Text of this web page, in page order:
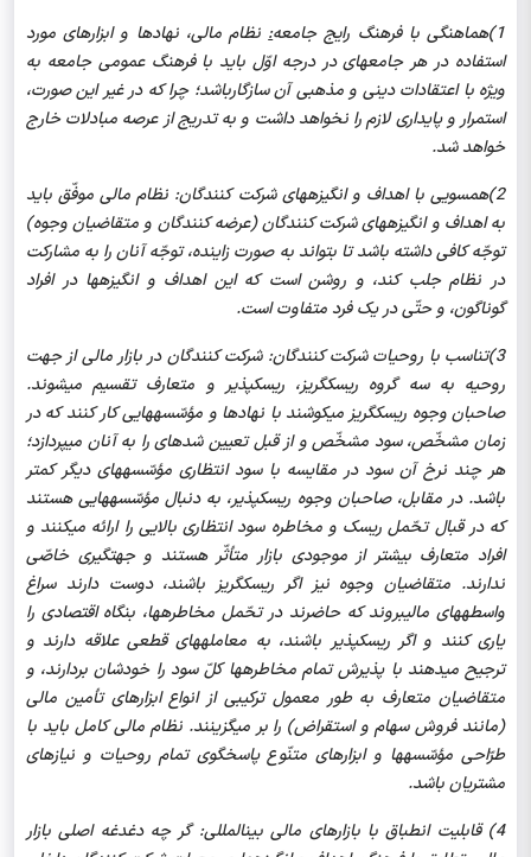
1)هماهنگی با فرهنگ رایج جامعه
:نظام مالی، نهادها و ابزارهای مورد
استفاده در هر جامعه‏ای در درجه اوّل باید با فرهنگ عمومی جامعه به
ویژه با اعتقادات دینی و مذهبی آن سازگارباشد؛ چرا که در غیر این صورت،
استمرار و پایداری لازم را نخواهد داشت و به تدریج از عرصه مبادلات خارج
خواهد شد.
2)همسویی با اهداف و انگیزه‏های شرکت کنندگان: نظام مالی موفّق باید
به اهداف و انگیزه‏های شرکت کنندگان (عرضه کنندگان و متقاضیان وجوه)
توجّه کافی داشته باشد تا بتواند به صورت زاینده، توجّه آنان را به مشارکت
در نظام جلب کند، و روشن است که این اهداف و انگیزه‏ها در افراد
گوناگون، و حتّی در یک فرد متفاوت است.
3)تناسب با روحیات شرکت کنندگان: شرکت کنندگان در بازار مالی از جهت
روحیه به سه گروه ریسک‏گریز، ریسک‏پذیر و متعارف تقسیم می‏شوند.
صاحبان وجوه ریسک‏گریز می‏کوشند با نهادها و مؤسّسه‏هایی کار کنند که در
زمان مشخّص، سود مشخّص و از قبل تعیین شده‏ای را به آنان می‏پردازد؛
هر چند نرخ آن سود در مقایسه با سود انتظاری مؤسّسه‏های دیگر کم‏تر
باشد. در مقابل، صاحبان وجوه ریسک‏پذیر، به دنبال مؤسّسه‏هایی هستند
که در قبال تحّمل ریسک و مخاطره سود انتظاری بالایی را ارائه می‏کنند و
افراد متعارف بیش‏تر از موجودی بازار متأثّر هستند و جهتگیری خاصّی
ندارند. متقاضیان وجوه نیز اگر ریسک‏گریز باشند، دوست دارند سراغ
واسطه‏های مالیبروند که حاضرند در تحّمل مخاطره‏ها، بنگاه اقتصادی را
یاری کنند و اگر ریسک‏پذیر باشند، به معامله‏های قطعی علاقه دارند و
ترجیح می‏دهند با پذیرش تمام مخاطره‏ها کلّ سود را خودشان بردارند، و
متقاضیان متعارف به طور معمول ترکیبی از انواع ابزارهای تأمین مالی
(مانند فروش سهام و استقراض) را بر می‏گزینند. نظام مالی کامل باید با
طرّاحی مؤسّسه‏ها و ابزارهای متنّوع پاسخگوی تمام روحیات و نیازهای
مشتریان باشد.
4) قابلیت انطباق با بازارهای مالی بین‏المللی: گر چه دغدغه اصلی بازار